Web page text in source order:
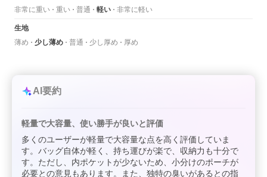
非常に重い
重い 普通 軽い 非常に軽い
生地
薄め
少し薄め 普通 少し厚め 厚め
AI要約
軽量で大容量、使い勝手が良いと評価
多くのユーザーが軽量で大容量な点を高く評価していま
す。バッグ自体が軽く、持ち運びが楽で、収納力も十分で
す。ただし、内ポケットが少ないため、小分けのポーチが
必要との意見もあります。また、独特の臭いがあるとの指